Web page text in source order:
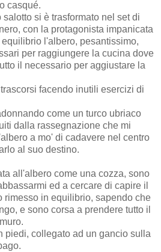
casqué.
si è trasformato nel set di
con la protagonista impanicata
l'albero, pesantissimo,
per raggiungere la cucina dove
il necessario per aggiustare la
facendo inutili esercizi di
come un turco ubriaco
dalla rassegnazione che mi
a mo' di cadavere nel centro
al suo destino.
all'albero come una cozza, sono
ed a cercare di capire il
rimesso in equilibrio, sapendo che
e sono corsa a prendere tutto il
piedi, collegato ad un gancio sulla